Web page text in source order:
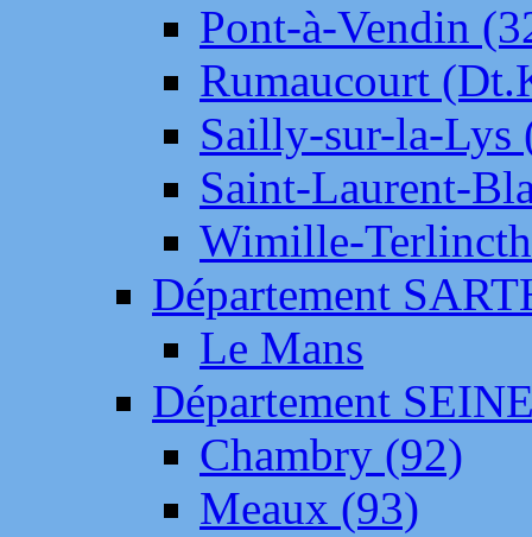
Pont-à-Vendin
Rumaucourt
Sailly-sur-la-Lys
Saint-Laurent-
Wimille-
Département
Le Mans
Département
Chambry (92)
Meaux (93)